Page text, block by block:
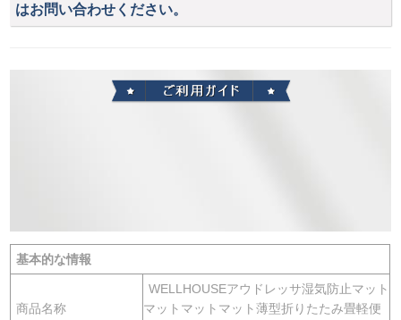
はお問い合わせください。
基本的な情報
商品名称
WELLHOUSEアウドレッサ湿気防止マット
マットマットマット薄型折りたたみ畳軽便